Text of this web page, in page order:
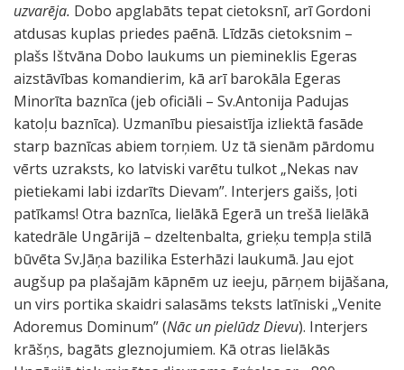
uzvarēja. Dobo apglabāts tepat cietoksnī, arī Gordoni
atdusas kuplas priedes paēnā. Līdzās cietoksnim –
plašs Ištvāna Dobo laukums un piemineklis Egeras
aizstāvības komandierim, kā arī barokāla Egeras
Minorīta baznīca (jeb oficiāli – Sv.Antonija Padujas
katoļu baznīca). Uzmanību piesaistīja izliektā fasāde
starp baznīcas abiem torņiem. Uz tā sienām pārdomu
vērts uzraksts, ko latviski varētu tulkot „Nekas nav
pietiekami labi izdarīts Dievam”. Interjers gaišs, ļoti
patīkams! Otra baznīca, lielākā Egerā un trešā lielākā
katedrāle Ungārijā – dzeltenbalta, grieķu tempļa stilā
būvēta Sv.Jāņa bazilika Esterhāzi laukumā. Jau ejot
augšup pa plašajām kāpnēm uz ieeju, pārņem bijāšana,
un virs portika skaidri salasāms teksts latīniski „Venite
Adoremus Dominum” (Nāc un pielūdz Dievu). Interjers
krāšņs, bagāts gleznojumiem. Kā otras lielākās